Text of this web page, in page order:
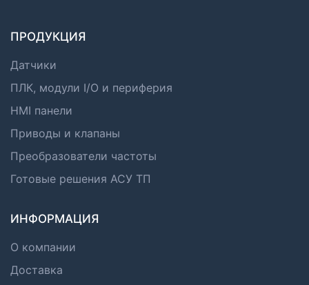
ПРОДУКЦИЯ
Датчики
ПЛК, модули I/O и периферия
HMI панели
Приводы и клапаны
Преобразователи частоты
Готовые решения АСУ ТП
ИНФОРМАЦИЯ
О компании
Доставка